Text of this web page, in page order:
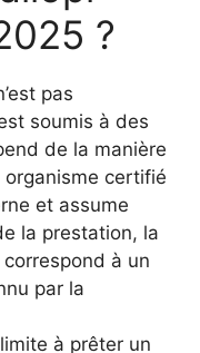
?
pas
soumis à des
de la manière
organisme certifié
et assume
la prestation, la
à un
par la
à prêter un